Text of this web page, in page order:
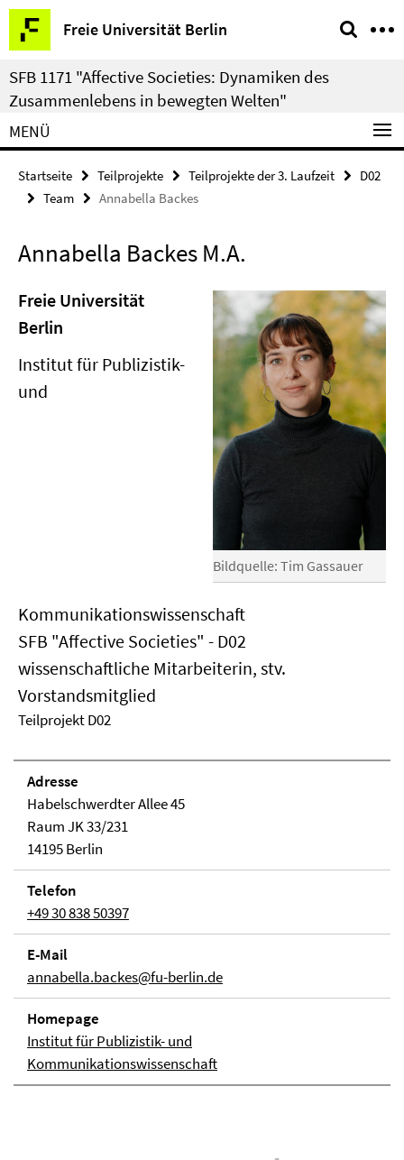
Springe
direkt
zu
Inhalt
Freie Universität Berlin
Service-
Navigation
SFB 1171 "Affective Societies: Dynamiken des
Zusammenlebens in bewegten Welten"
MENÜ
Startseite Teilprojekte Teilprojekte der 3. Laufzeit
D02
Team
Annabella Backes
Annabella Backes M.A.
Bildquelle: Tim Gassauer
Freie Universität
Berlin
Institut für Publizistik-
und
Kommunikationswissenschaft
SFB "Affective Societies" - D02
wissenschaftliche Mitarbeiterin, stv.
Vorstandsmitglied
Teilprojekt D02
Adresse
Habelschwerdter Allee 45
Raum JK 33/231
14195 Berlin
Telefon
+49 30 838 50397
E-Mail
annabella.backes@fu-berlin.de
Homepage
Institut für Publizistik- und
Kommunikationswissenschaft